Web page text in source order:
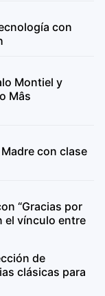
con
Montiel y
Mâs
con clase
“Gracias por
el vínculo entre
de
clásicas para